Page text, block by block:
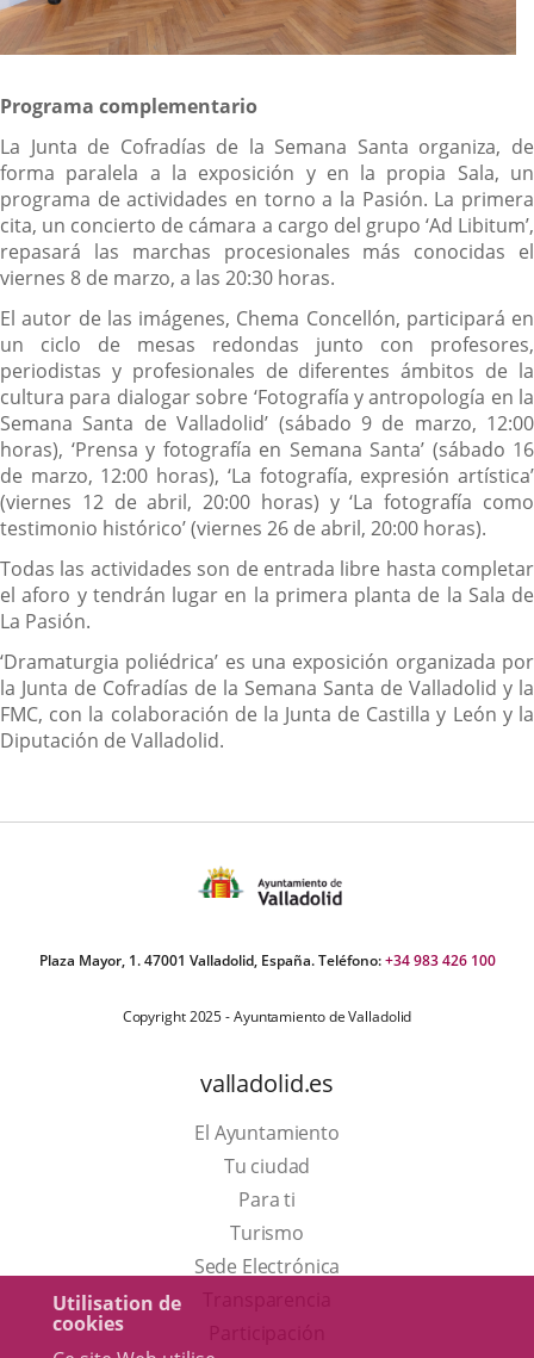
Utilisation de
cookies
Programa complementario
La Junta de Cofradías de la Semana Santa organiza, de
forma paralela a la exposición y en la propia Sala, un
programa de actividades en torno a la Pasión. La primera
cita, un concierto de cámara a cargo del grupo ‘Ad Libitum’,
repasará las marchas procesionales más conocidas el
viernes 8 de marzo, a las 20:30 horas.
El autor de las imágenes, Chema Concellón, participará en
un ciclo de mesas redondas junto con profesores,
periodistas y profesionales de diferentes ámbitos de la
cultura para dialogar sobre ‘Fotografía y antropología en la
Semana Santa de Valladolid’ (sábado 9 de marzo, 12:00
horas), ‘Prensa y fotografía en Semana Santa’ (sábado 16
de marzo, 12:00 horas), ‘La fotografía, expresión artística’
(viernes 12 de abril, 20:00 horas) y ‘La fotografía como
testimonio histórico’ (viernes 26 de abril, 20:00 horas).
Todas las actividades son de entrada libre hasta completar
el aforo y tendrán lugar en la primera planta de la Sala de
La Pasión.
‘Dramaturgia poliédrica’ es una exposición organizada por
la Junta de Cofradías de la Semana Santa de Valladolid y la
FMC, con la colaboración de la Junta de Castilla y León y la
Diputación de Valladolid.
Plaza Mayor, 1. 47001 Valladolid, España. Teléfono:+34 983 426 100
Copyright 2025 - Ayuntamiento de Valladolid
valladolid.es
El Ayuntamiento
Tu ciudad
Para ti
TurismoEste
enlace
Sede Electrónica